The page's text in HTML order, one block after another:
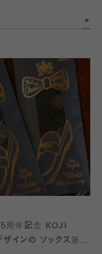
周年記念 KOJI
ザインの ソックス第三